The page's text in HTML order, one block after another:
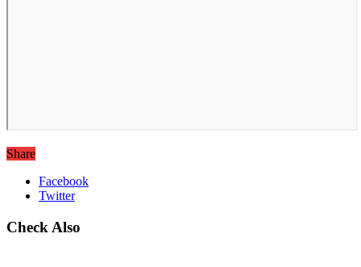
Share
Facebook
Twitter
Check Also